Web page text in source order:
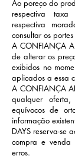
Ao poreço do
respectiva
respectiva
consultar os
A CONFIANÇA
de alterar os
exibidos no
aplicados a essa
A CONFIANÇA
qualquer
equívocos de
informação
DAYS reserva-se
compra e
erros.